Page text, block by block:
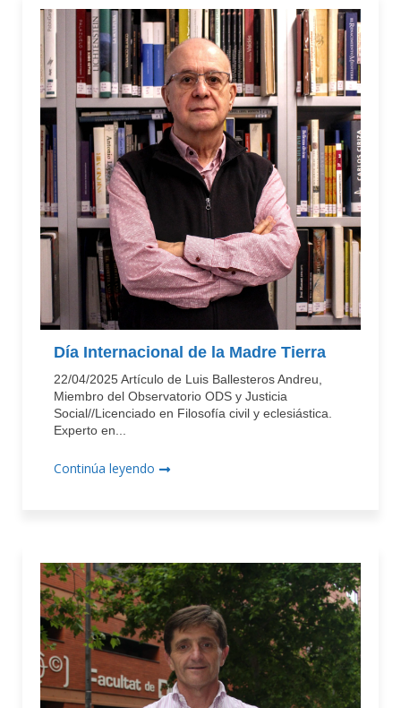
Día Internacional de la Madre Tierra
22/04/2025 Artículo de Luis Ballesteros Andreu,
Miembro del Observatorio ODS y Justicia
Social//Licenciado en Filosofía civil y eclesiástica.
Experto en...
Continúa leyendo